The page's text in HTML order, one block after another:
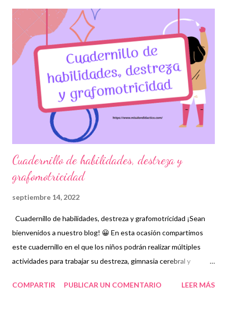
recordando que nosotros sólo lo compartimos de manera
gratuita con fines informativos y educativos.👏 Obtén
cuadernillo 👇 Cuadernillo de vocales ¡Gracias por tu visita! 😉
Publicamos diariamente. No olvides compartir nuestra página y
unirte a nuestro grupo para más contenido educativo. 👉 Grupo
de Facebook Además, puedes unirte a Grupos de WhatsApp y
seguir a Salón didáctico donde se comparte gran variedad ...
Cuadernillo de habilidades, destreza y
grafomotricidad
septiembre 14, 2022
Cuadernillo de habilidades, destreza y grafomotricidad ¡Sean
bienvenidos a nuestro blog! 😀 En esta ocasión compartimos
este cuadernillo en el que los niños podrán realizar múltiples
actividades para trabajar su destreza, gimnasia cerebral y
etapas para mejorar sus trazos. Entre las actividades que se
COMPARTIR PUBLICAR UN COMENTARIO LEER MÁS